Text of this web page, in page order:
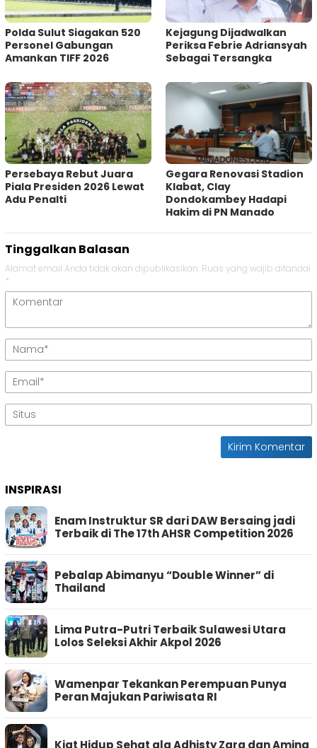
Polda Sulut Siagakan 520
Personel Gabungan
Amankan TIFF 2026
Kejagung Dijadwalkan
Periksa Febrie Adriansyah
Sebagai Tersangka
Persebaya Rebut Juara
Piala Presiden 2026 Lewat
Adu Penalti
Gegara Renovasi Stadion
Klabat, Clay
Dondokambey Hadapi
Hakim di PN Manado
Tinggalkan Balasan
Alamat email Anda tidak akan dipublikasikan. Ruas yang wajib ditandai
*
INSPIRASI
Enam Instruktur SR dari DAW Bersaing jadi
Terbaik di The 17th AHSR Competition 2026
Pebalap Abimanyu “Double Winner” di
Thailand
Lima Putra-Putri Terbaik Sulawesi Utara
Lolos Seleksi Akhir Akpol 2026
Wamenpar Tekankan Perempuan Punya
Peran Majukan Pariwisata RI
Kiat Hidup Sehat ala Adhisty Zara dan Aming